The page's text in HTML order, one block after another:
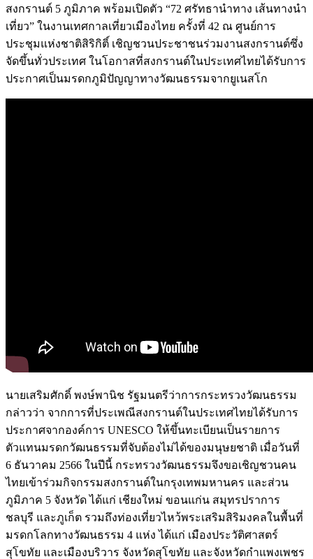
สงกรานต์ 5 ภูมิภาค พร้อมเปิดตัว “72 ศรัทธานำทาง เส้นทางนำ
เที่ยว” ในงานเทศกาลเที่ยวเมืองไทย ครั้งที่ 42 ณ ศูนย์การ
ประชุมแห่งชาติสิริกิติ์ เชิญชวนประชาชนร่วมงานสงกรานต์ซึ่ง
จัดขึ้นทั่วประเทศ ในโอกาสที่สงกรานต์ในประเทศไทยได้รับการ
ประกาศเป็นมรดกภูมิปัญญาทางวัฒนธรรมจากยูเนสโก
นายเสริมศักดิ์ พงษ์พานิช รัฐมนตรีว่าการกระทรวงวัฒนธรรม
กล่าวว่า จากการที่ประเพณีสงกรานต์ในประเทศไทยได้รับการ
ประกาศจากองค์การ UNESCO ให้ขึ้นทะเบียนเป็นรายการ
ตัวแทนมรดกวัฒนธรรมที่จับต้องไม่ได้ของมนุษยชาติ เมื่อวันที่
6 ธันวาคม 2566 ในปีนี้ กระทรวงวัฒนธรรมจึงขอเชิญชวนคน
ไทยเข้าร่วมกิจกรรมสงกรานต์ในกรุงเทพมหานคร และส่วน
ภูมิภาค 5 จังหวัด ได้แก่ เชียงใหม่ ขอนแก่น สมุทรปราการ
ชลบุรี และภูเก็ต รวมถึงท่องเที่ยวไหว้พระเสริมสิริมงคลในพื้นที่
มรดกโลกทางวัฒนธรรม 4 แห่ง ได้แก่ เมืองประวัติศาสตร์
สุโขทัย และเมืองบริวาร จังหวัดสุโขทัย และจังหวัดกำแพงเพชร